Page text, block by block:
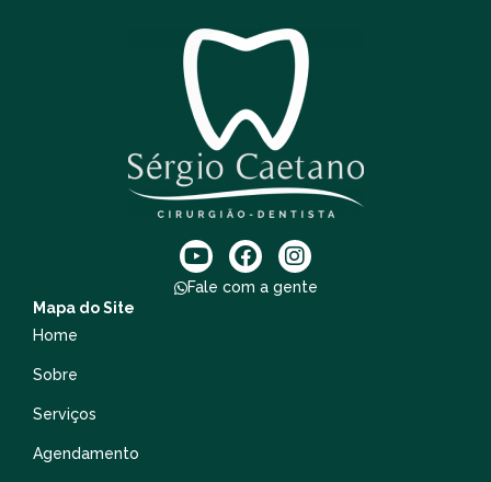
Fale com a gente
Mapa do Site
Home
Sobre
Serviços
Agendamento